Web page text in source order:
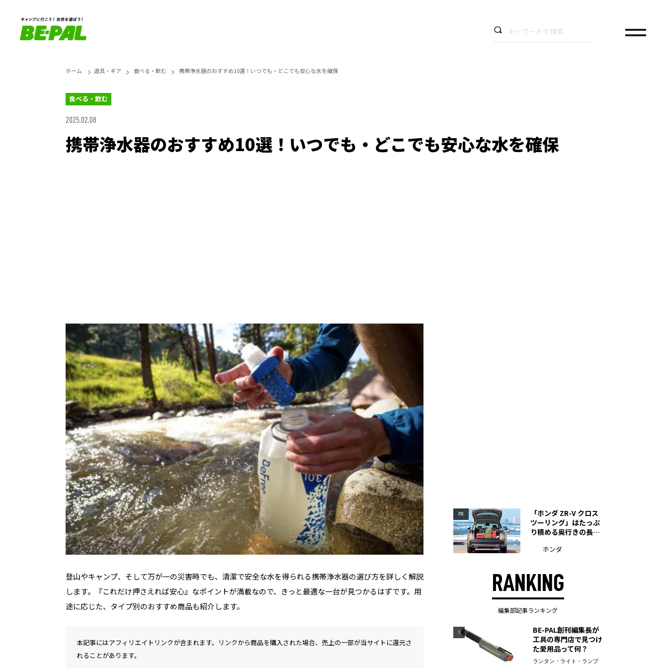
ホーム 道具・ギア 食べる・飲む 携帯浄水器のおすすめ10選！いつでも・どこでも安心な水を確保
食べる・飲む
2025.02.08
携帯浄水器のおすすめ10選！いつでも・どこでも安心な水を確保
登山やキャンプ、そして万が一の災害時でも、清潔で安全な水を得られる携帯浄水器の選び方を詳しく解説
します。『これだけ押さえれば安心』なポイントが満載なので、きっと最適な一台が見つかるはずです。用
途に応じた、タイプ別のおすすめ商品も紹介します。
本記事にはアフィリエイトリンクが含まれます。リンクから商品を購入された場合、売上の一部が当サイトに還元さ
れることがあります。
PR
「ホンダ ZR-V クロス
ツーリング」はたっぷ
り積める奥行きの長い
ホンダ
RANKING
編集部記事ランキング
1
BE-PAL創刊編集長が
工具の専門店で見つけ
た愛用品って何？
ランタン・ライト・ランプ